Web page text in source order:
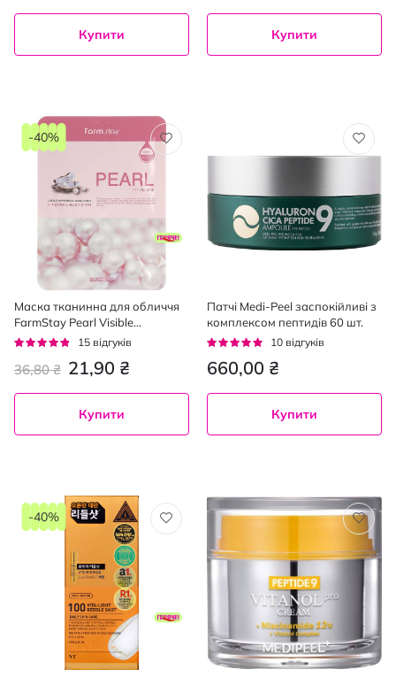
Купити Купити
Маска тканинна для обличчя
FarmStay Pearl Visible
Difference 23 мл
Рейтинг:
15 відгуків
21,90 ₴
36,80 ₴
-40%
Купити
Патчі Medi-Peel заспокійливі з
комплексом пептидів 60 шт.
Рейтинг:
10 відгуків
660,00 ₴
Купити
-40%